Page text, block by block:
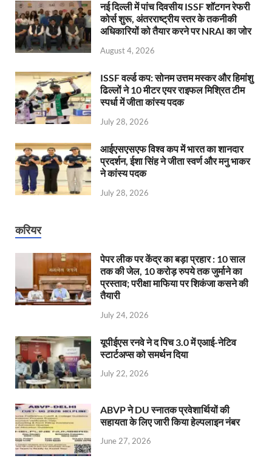
नई दिल्ली में पांच दिवसीय ISSF शॉटगन रेफरी
कोर्स शुरू, अंतरराष्ट्रीय स्तर के तकनीकी
अधिकारियों को तैयार करने पर NRAI का जोर
August 4, 2026
ISSF वर्ल्ड कप: सोनम उत्तम मस्कर और हिमांशु
ढिल्लों ने 10 मीटर एयर राइफल मिश्रित टीम
स्पर्धा में जीता कांस्य पदक
July 28, 2026
आईएसएसएफ विश्व कप में भारत का शानदार
प्रदर्शन, ईशा सिंह ने जीता स्वर्ण और मनु भाकर
ने कांस्य पदक
July 28, 2026
करियर
पेपर लीक पर केंद्र का बड़ा प्रहार : 10 साल
तक की जेल, 10 करोड़ रुपये तक जुर्माने का
प्रस्ताव; परीक्षा माफिया पर शिकंजा कसने की
तैयारी
July 24, 2026
यूपीईएस रनवे ने द पिच 3.0 में एआई-नेटिव
स्टार्टअप्स को समर्थन दिया
July 22, 2026
ABVP ने DU स्नातक प्रवेशार्थियों की
सहायता के लिए जारी किया हेल्पलाइन नंबर
June 27, 2026